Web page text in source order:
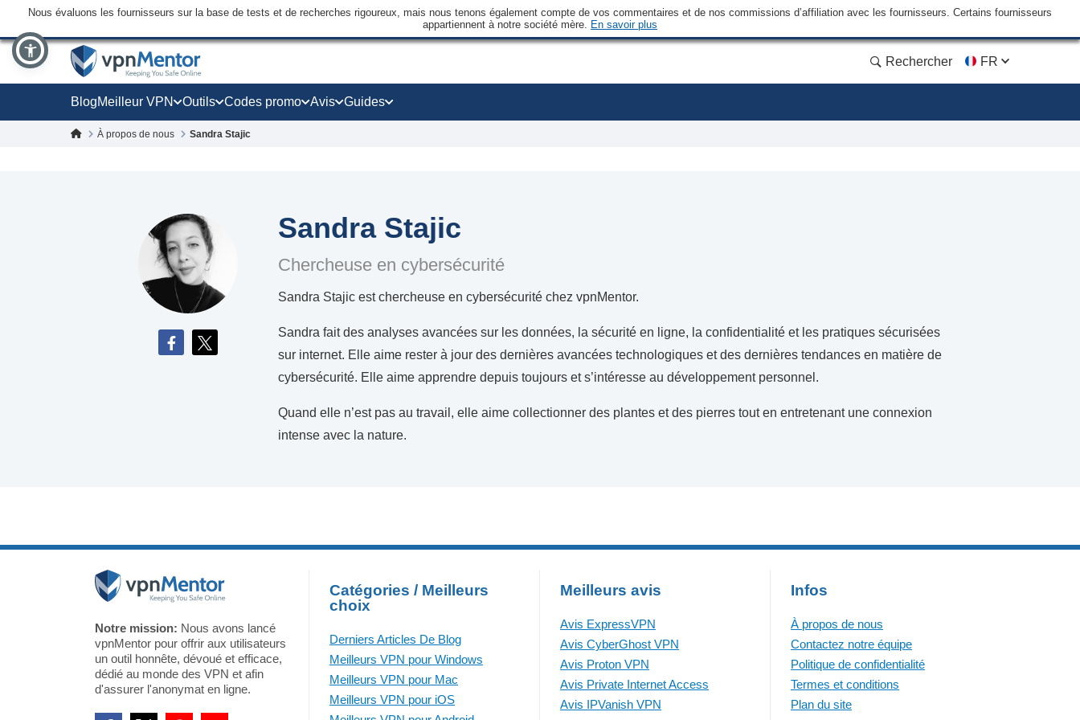
Nous évaluons les fournisseurs sur la base de tests et de recherches rigoureux, mais nous tenons également compte de vos commentaires et de nos commissions d’affiliation avec les fournisseurs. Certains fournisseurs
appartiennent à notre société mère. En savoir plus
Rechercher FR
BlogMeilleur VPN Outils Codes promo Avis Guides
À propos de nous Sandra Stajic
Sandra Stajic
Chercheuse en cybersécurité
Sandra Stajic est chercheuse en cybersécurité chez vpnMentor.
Sandra fait des analyses avancées sur les données, la sécurité en ligne, la confidentialité et les pratiques sécurisées
sur internet. Elle aime rester à jour des dernières avancées technologiques et des dernières tendances en matière de
cybersécurité. Elle aime apprendre depuis toujours et s’intéresse au développement personnel.
Quand elle n’est pas au travail, elle aime collectionner des plantes et des pierres tout en entretenant une connexion
intense avec la nature.
Notre mission: Nous avons lancé
vpnMentor pour offrir aux utilisateurs
un outil honnête, dévoué et efficace,
dédié au monde des VPN et afin
d'assurer l'anonymat en ligne.
Catégories / Meilleurs
choix
Derniers Articles De Blog
Meilleurs VPN pour Windows
Meilleurs VPN pour Mac
Meilleurs VPN pour iOS
Meilleurs avis
Avis ExpressVPN
Avis CyberGhost VPN
Avis Proton VPN
Avis Private Internet Access
Avis IPVanish VPN
Infos
À propos de nous
Contactez notre équipe
Politique de confidentialité
Termes et conditions
Plan du site